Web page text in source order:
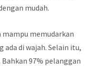
mudah.
mampu memudarkan
ada di wajah. Selain itu,
97% pelanggan